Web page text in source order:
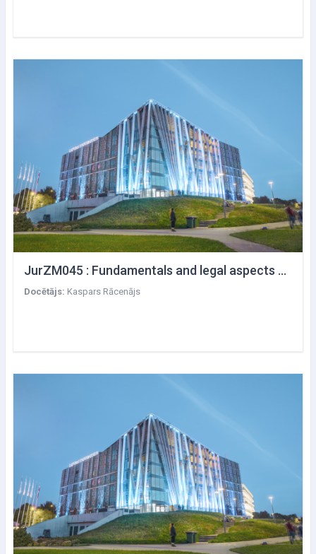
JurZM045 : Fundamentals and legal aspects of labor law
Docētājs: Kaspars Rācenājs